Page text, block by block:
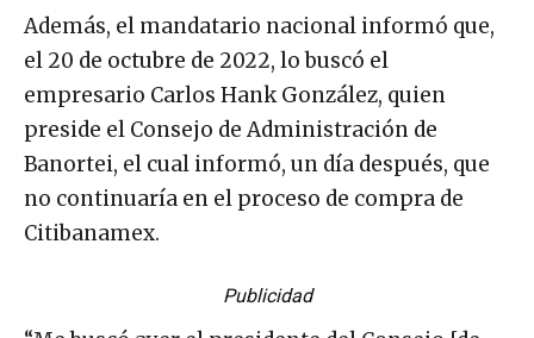
Además, el mandatario nacional informó que,
el 20 de octubre de 2022, lo buscó el
empresario Carlos Hank González, quien
preside el Consejo de Administración de
Banortei, el cual informó, un día después, que
no continuaría en el proceso de compra de
Citibanamex.
Publicidad